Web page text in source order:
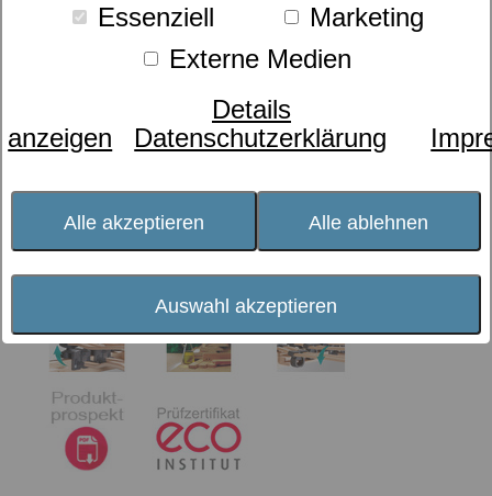
Essenziell
Marketing
Externe Medien
Details
anzeigen
Datenschutzerklärung
Alle akzeptieren Alle ablehnen
Auswahl akzeptieren